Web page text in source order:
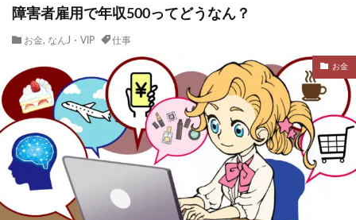
障害者雇用で年収500ってどうなん？
お金, なんJ・VIP 仕事
お金